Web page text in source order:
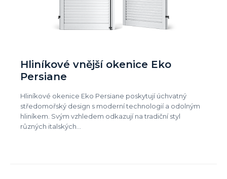
Hliníkové vnější okenice Eko
Persiane
Hliníkové okenice Eko Persiane poskytují úchvatný
středomořský design s moderní technologií a odolným
hliníkem. Svým vzhledem odkazují na tradiční styl
různých italských…